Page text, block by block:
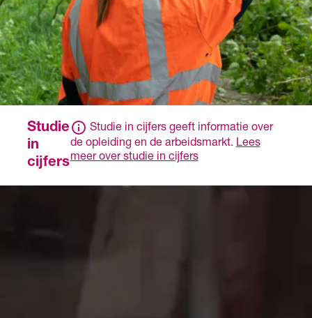
Studie
in
cijfers
Studie in cijfers geeft informatie over
de opleiding en de arbeidsmarkt. Lees
meer over studie in cijfers